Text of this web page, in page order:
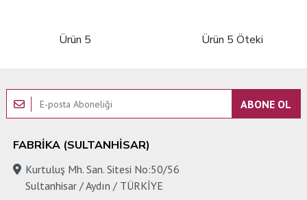
Ürün 5 Ürün 5 Öteki
ABONE OL
FABRIKA (SULTANHISAR)
Kurtuluş Mh. San. Sitesi No:50/56
Sultanhisar / Aydın / TÜRKİYE